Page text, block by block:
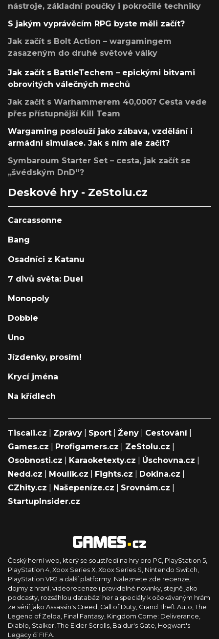
nástroje, základní poučky i pokročilé techniky
S jakým vyprávěcím RPG byste měli začít?
Jak začít s Bolt Action – wargamingem
zasazeným do druhé světové války
Jak začít s BattleTechem – epickými bitvami
obrovitých válečných mechů
Jak začít s Warhammerem 40,000? Cesta vede
přes přístupnější Kill Team
Wargaming poslouží jako zábava, vzdělání i
armádní simulace. Jak s ním ale začít?
Symbaroum Starter Set – cesta, jak začít se
„švédským DnD“?
Deskové hry - ZeStolu.cz
Carcassonne
Bang
Osadníci z Katanu
7 divů světa: Duel
Monopoly
Dobble
Uno
Jízdenky, prosím!
Krycí jména
Na křídlech
Tiscali.cz Zprávy Sport Ženy Cestování|
Games.cz
Profigamers.cz ZeStolu.cz
Osobnosti.cz
Karaoketexty.cz Úschovna.cz
Nedd.cz
Moulík.cz Fights.cz Dokina.cz
CZhity.cz
Našepeníze.cz Srovnám.cz
StartupInsider.cz
Český herní web, který se soustředí na hry pro PC, PlayStation 5,
PlayStation 4, Xbox Series X, Xbox Series S, Nintendo Switch,
PlayStation VR2 a další platformy. Naleznete zde recenze,
dojmy z hraní, videorecenze i pravidelné novinky, stejně jako
podcasty, rozsáhlou databázi her a speciály k očekávaným hrám
ze sérií jako Assassin's Creed, Call of Duty, Grand Theft Auto, The
Legend of Zelda, Final Fantasy, Kingdom Come: Deliverance,
Diablo, Stalker, The Elder Scrolls, Baldur's Gate, Hogwart's
Legacy či FIFA.